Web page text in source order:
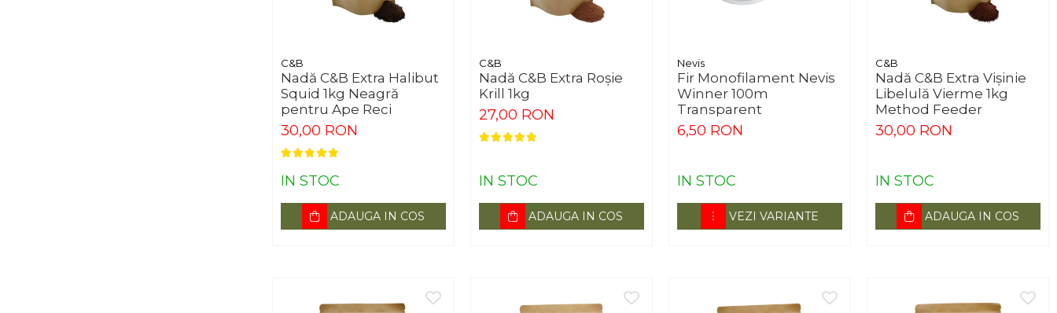
C&B
Nadă C&B Extra Halibut
Squid 1kg Neagră
pentru Ape Reci
30,00 RON
IN STOC
ADAUGA IN COS
C&B
Nadă C&B Extra Roșie
Krill 1kg
27,00 RON
IN STOC
ADAUGA IN COS
Nevis
Fir Monofilament Nevis
Winner 100m
Transparent
6,50 RON
IN STOC
VEZI VARIANTE
C&B
Nadă C&B Extra Vișinie
Libelulă Vierme 1kg
Method Feeder
30,00 RON
IN STOC
ADAUGA IN COS